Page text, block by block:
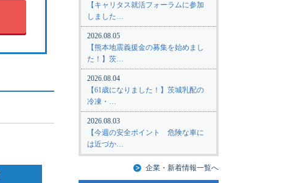
【キャリタス就活フォーラムに参加
しました…
2026.08.05
【熊本地震義援金の募集を始めまし
た！】茨…
2026.08.04
【61歳になりました！】茨城乳配の
冷凍・…
2026.08.03
【今週の安全ポイント 危険な車に
は近づか…
企業・新着情報一覧へ